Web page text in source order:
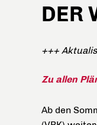
DER
+++
Zu allen
Ab den